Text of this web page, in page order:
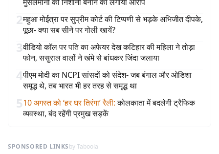
2महुआ मोईत्रा पर सुप्रीम कोर्ट की टिप्पणी से भड़के अभिजीत दीपके,
पूछा- क्या सब सीने पर गोली खायें?
3वीडियो कॉल पर पति का अफेयर देख कटिहार की महिला ने तोड़ा
फोन, ससुराल वालों ने खंभे से बांधकर जिंदा जलाया
4पीएम मोदी का NCPI सांसदों को संदेश- जब बंगाल और ओडिशा
समृद्ध थे, तब भारत भी हर तरह से समृद्ध था
510 अगस्त को ‘हर घर तिरंगा’ रैली: कोलकाता में बदलेगी ट्रैफिक
व्यवस्था, बंद रहेंगी प्रमुख सड़कें
SPONSORED LINKSby Taboola